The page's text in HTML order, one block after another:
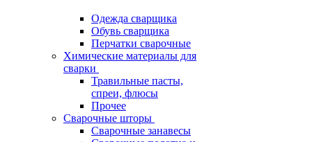
Одежда сварщика
Обувь сварщика
Перчатки сварочные
Химические материалы для
сварки
Травильные пасты,
спреи, флюсы
Прочее
Сварочные шторы
Сварочные занавесы